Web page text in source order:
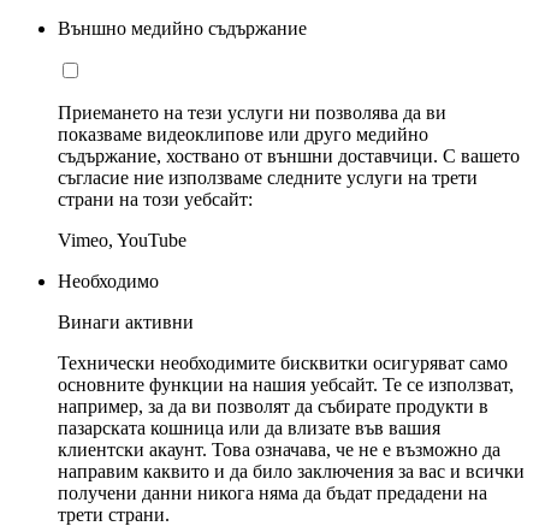
Външно медийно съдържание
Приемането на тези услуги ни позволява да ви
показваме видеоклипове или друго медийно
съдържание, хоствано от външни доставчици. С вашето
съгласие ние използваме следните услуги на трети
страни на този уебсайт:
Vimeo, YouTube
Необходимо
Винаги активни
Технически необходимите бисквитки осигуряват само
основните функции на нашия уебсайт. Те се използват,
например, за да ви позволят да събирате продукти в
пазарската кошница или да влизате във вашия
клиентски акаунт. Това означава, че не е възможно да
направим каквито и да било заключения за вас и всички
получени данни никога няма да бъдат предадени на
трети страни.